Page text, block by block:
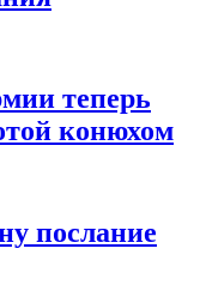
теперь
конюхом
послание